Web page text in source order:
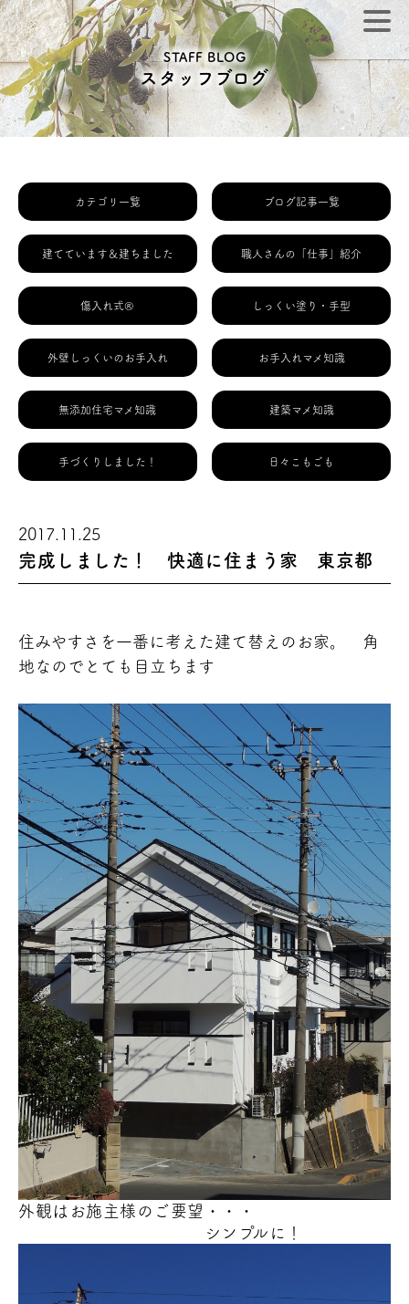
STAFF BLOG
スタッフブログ
カテゴリ一覧 ブログ記事一覧
建てています＆建ちました 職人さんの「仕事」紹介
傷入れ式® しっくい塗り・手型
外壁しっくいのお手入れ お手入れマメ知識
無添加住宅マメ知識 建築マメ知識
手づくりしました！ 日々こもごも
2017.11.25
完成しました！ 快適に住まう家 東京都
住みやすさを一番に考えた建て替えのお家。 角
地なのでとても目立ちます
外観はお施主様のご要望・・・
シンプルに！